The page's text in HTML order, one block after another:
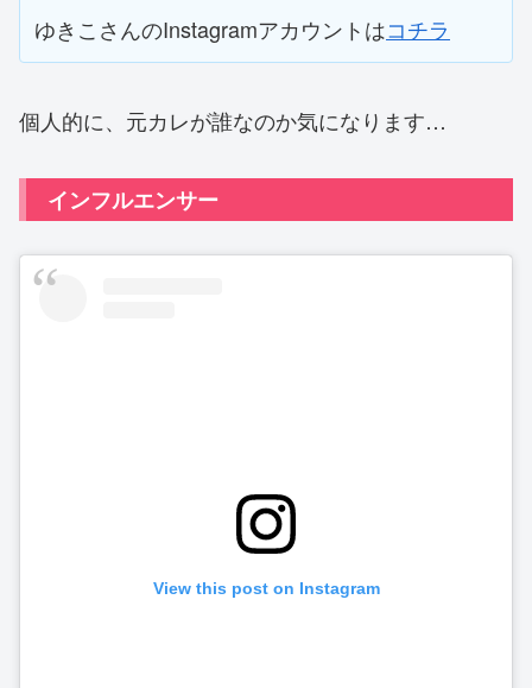
ゆきこさんのInstagramアカウントはコチラ
個人的に、元カレが誰なのか気になります…
インフルエンサー
View this post on Instagram